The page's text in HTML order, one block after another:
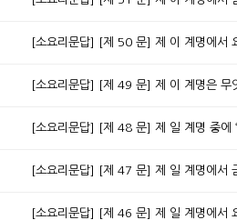
[소요리문답] [제 50 문] 제 이 계명에서
[소요리문답] [제 49 문] 제 이 계명은 무
[소요리문답] [제 48 문] 제 일 계명 중에
[소요리문답] [제 47 문] 제 일 계명에서
[소요리문답] [제 46 문] 제 일 계명에서